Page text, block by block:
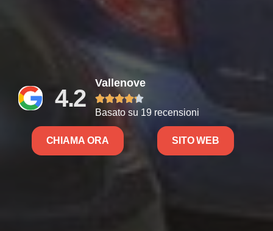
4.2
Vallenove

Basato su 19 recensioni
CHIAMA ORA SITO WEB